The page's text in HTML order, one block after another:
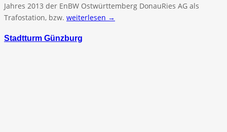
Jahres 2013 der EnBW Ostwürttemberg DonauRies AG als
Trafostation, bzw. weiterlesen →
Stadtturm Günzburg